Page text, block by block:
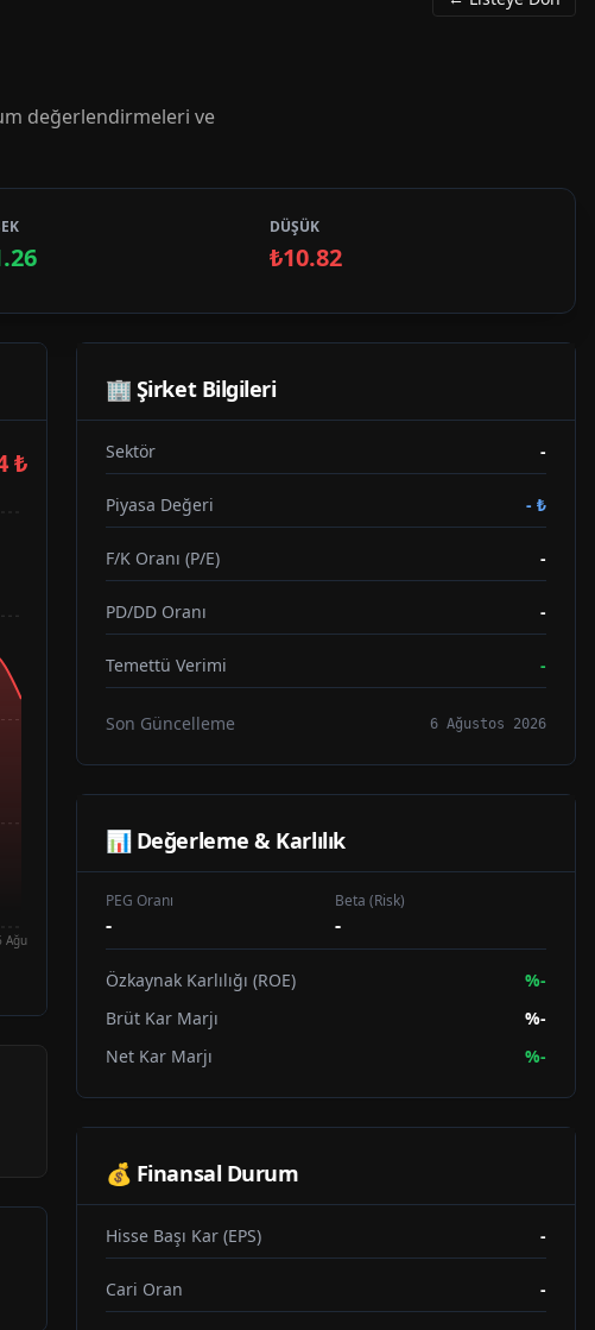
değerlendirmeleri ve
DÜŞÜK
₺10.82
₺
Ağu
🏢 Şirket Bilgileri
Sektör -
Piyasa Değeri - ₺
F/K Oranı (P/E) -
PD/DD Oranı -
Temettü Verimi -
Son Güncelleme 6 Ağustos 2026
📊 Değerleme & Karlılık
PEG Oranı
-
Beta (Risk)
-
Özkaynak Karlılığı (ROE) %-
Brüt Kar Marjı
%-
Net Kar Marjı
%-
💰 Finansal Durum
Hisse Başı Kar (EPS) -
Cari Oran -